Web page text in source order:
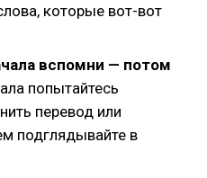
которые вот-вот
вспомни — потом
попытайтесь
перевод или
подглядывайте в